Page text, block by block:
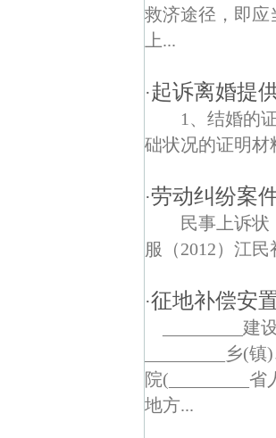
救济途径，即应
上...
·起诉离婚提
1、结婚的
础状况的证明
·劳动纠纷案
民事上
服（2012）江
·征地补偿安
_________
_________乡(
院(_________
地方...